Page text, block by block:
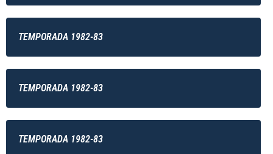
TEMPORADA 1982-83
TEMPORADA 1982-83
TEMPORADA 1982-83